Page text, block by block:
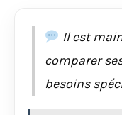
Il est
comparer
besoins